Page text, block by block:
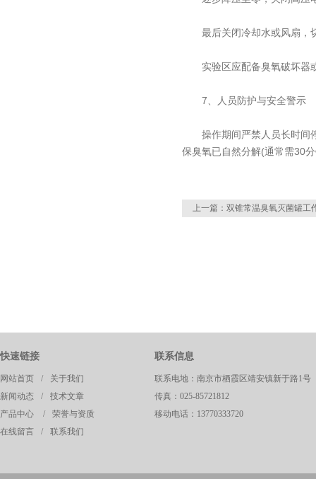
最后关闭冷却水或风扇，
实验区应配备臭氧破坏器或
‌7、人员防护与安全警示‌
操作期间严禁人员长时间停
保臭氧已自然分解(通常需30
上一篇： 双锥常温臭氧灭菌罐工
快速链接
网站首页 /
关于我们
新闻动态
/
技术文章
产品中心
/
荣誉与资质
在线留言
/ 联系我们
联系信息
联系电地：南京市栖霞区靖安镇新于路1号
传真：025-85721812
移动电话：13770333720